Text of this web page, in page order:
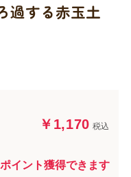
過する赤玉土
￥1,170 税込
イント獲得できます